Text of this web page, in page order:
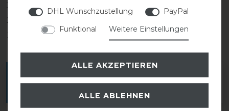
3
2
1
Melde dich an, um eine Kundenrezension zu
DHL Wunschzustellung
PayPal
Funktional
Weitere Einstellungen
ALLE AKZEPTIEREN
ALLE ABLEHNEN